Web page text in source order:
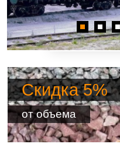
Скидка 5%
от объема